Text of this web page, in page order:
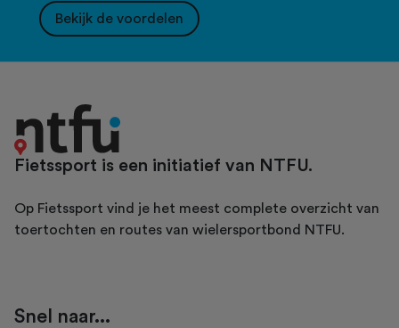
Bekijk de voordelen
Fietssport is een initiatief van NTFU.
Op Fietssport vind je het meest complete overzicht van
toertochten en routes van wielersportbond NTFU.
Snel naar...